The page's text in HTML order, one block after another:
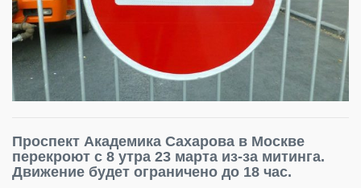
Проспект Академика Сахарова в Москве
перекроют с 8 утра 23 марта из-за митинга.
Движение будет ограничено до 18 час.